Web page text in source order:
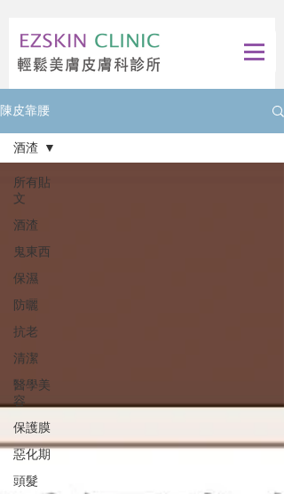
陳皮靠腰
所有貼
文
酒渣
鬼東西
保濕
防曬
抗老
清潔
醫學美
容
保護膜
惡化期
頭髮
酒渣